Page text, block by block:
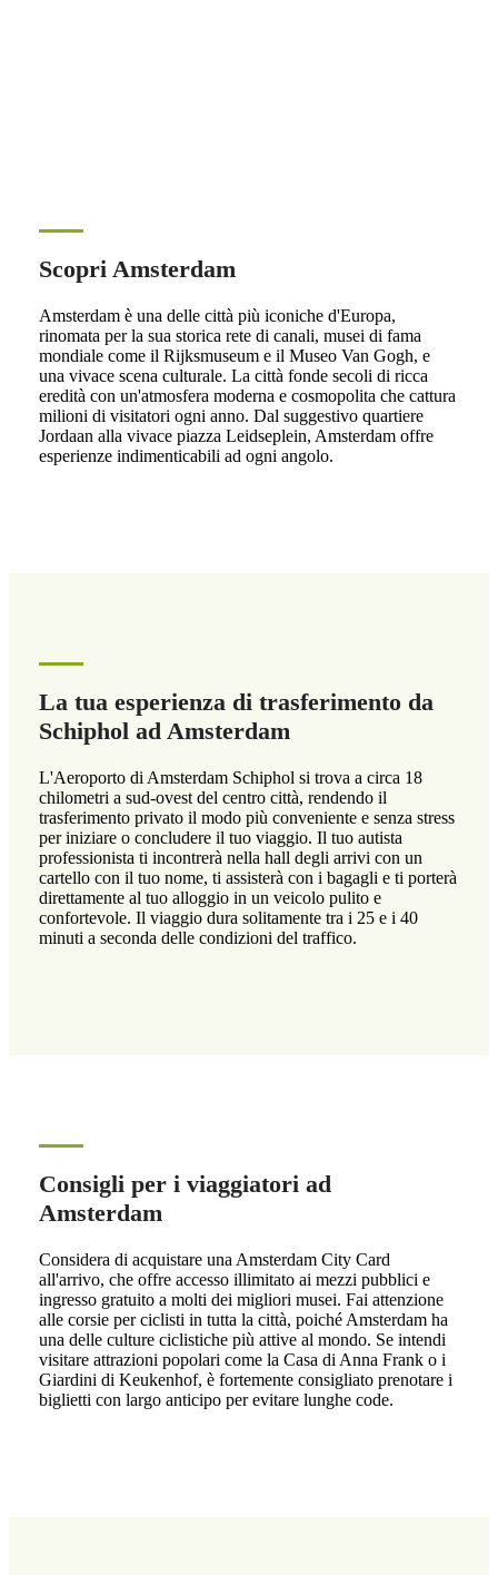
Scopri Amsterdam
Amsterdam è una delle città più iconiche d'Europa,
rinomata per la sua storica rete di canali, musei di fama
mondiale come il Rijksmuseum e il Museo Van Gogh, e
una vivace scena culturale. La città fonde secoli di ricca
eredità con un'atmosfera moderna e cosmopolita che cattura
milioni di visitatori ogni anno. Dal suggestivo quartiere
Jordaan alla vivace piazza Leidseplein, Amsterdam offre
esperienze indimenticabili ad ogni angolo.
La tua esperienza di trasferimento da
Schiphol ad Amsterdam
L'Aeroporto di Amsterdam Schiphol si trova a circa 18
chilometri a sud-ovest del centro città, rendendo il
trasferimento privato il modo più conveniente e senza stress
per iniziare o concludere il tuo viaggio. Il tuo autista
professionista ti incontrerà nella hall degli arrivi con un
cartello con il tuo nome, ti assisterà con i bagagli e ti porterà
direttamente al tuo alloggio in un veicolo pulito e
confortevole. Il viaggio dura solitamente tra i 25 e i 40
minuti a seconda delle condizioni del traffico.
Consigli per i viaggiatori ad
Amsterdam
Considera di acquistare una Amsterdam City Card
all'arrivo, che offre accesso illimitato ai mezzi pubblici e
ingresso gratuito a molti dei migliori musei. Fai attenzione
alle corsie per ciclisti in tutta la città, poiché Amsterdam ha
una delle culture ciclistiche più attive al mondo. Se intendi
visitare attrazioni popolari come la Casa di Anna Frank o i
Giardini di Keukenhof, è fortemente consigliato prenotare i
biglietti con largo anticipo per evitare lunghe code.